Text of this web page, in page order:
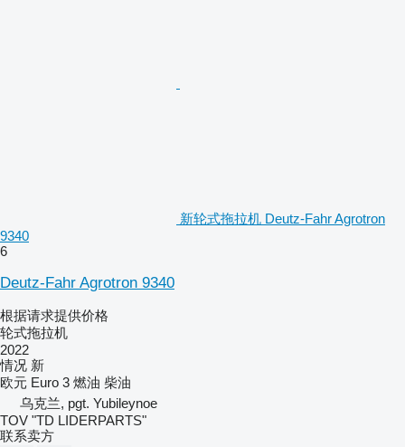
新轮式拖拉机 Deutz-Fahr Agrotron
9340
6
Deutz-Fahr Agrotron 9340
根据请求提供价格
轮式拖拉机
2022
情况 新
欧元 Euro 3 燃油 柴油
乌克兰, pgt. Yubileynoe
TOV "TD LIDERPARTS"
联系卖方